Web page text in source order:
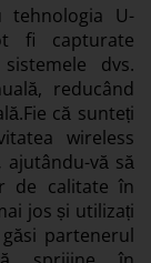
tehnologia U-
fi capturate
dvs.
reducând
că sunteți
wireless
ajutându-vă să
de calitate în
jos și utilizați
partenerul